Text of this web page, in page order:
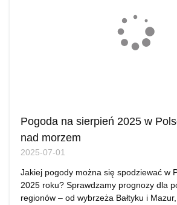
Pogoda na sierpień 2025 w
nad morzem
2025-07-01
Jakiej pogody można się spodziewać w
2025 roku? Sprawdzamy prognozy dla
regionów – od wybrzeża Bałtyku i